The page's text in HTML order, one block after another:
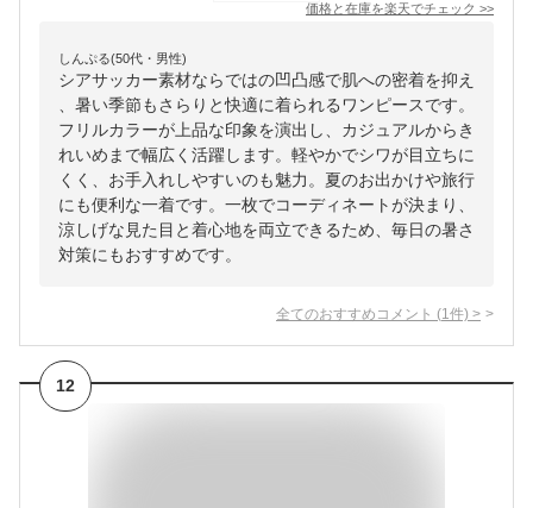
価格と在庫を楽天でチェック >>
しんぷる(50代・男性)
シアサッカー素材ならではの凹凸感で肌への密着を抑え
、暑い季節もさらりと快適に着られるワンピースです。
フリルカラーが上品な印象を演出し、カジュアルからき
れいめまで幅広く活躍します。軽やかでシワが目立ちに
くく、お手入れしやすいのも魅力。夏のお出かけや旅行
にも便利な一着です。一枚でコーディネートが決まり、
涼しげな見た目と着心地を両立できるため、毎日の暑さ
対策にもおすすめです。
全てのおすすめコメント (1 件) >
12